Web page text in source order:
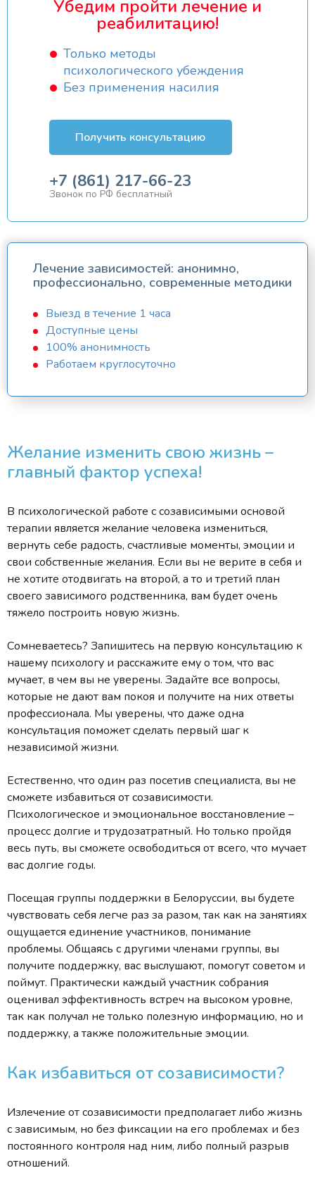
Убедим пройти лечение и
реабилитацию!
Только методы
психологического убеждения
Без применения насилия
Получить консультацию
+7 (861) 217-66-23
Звонок по РФ бесплатный
Лечение зависимостей: анонимно,
профессионально, современные методики
Выезд в течение 1 часа
Доступные цены
100% анонимность
Работаем круглосуточно
Желание изменить свою жизнь –
главный фактор успеха!
В психологической работе с созависимыми основой
терапии является желание человека измениться,
вернуть себе радость, счастливые моменты, эмоции и
свои собственные желания. Если вы не верите в себя и
не хотите отодвигать на второй, а то и третий план
своего зависимого родственника, вам будет очень
тяжело построить новую жизнь.
Сомневаетесь? Запишитесь на первую консультацию к
нашему психологу и расскажите ему о том, что вас
мучает, в чем вы не уверены. Задайте все вопросы,
которые не дают вам покоя и получите на них ответы
профессионала. Мы уверены, что даже одна
консультация поможет сделать первый шаг к
независимой жизни.
Естественно, что один раз посетив специалиста, вы не
сможете избавиться от созависимости.
Психологическое и эмоциональное восстановление –
процесс долгие и трудозатратный. Но только пройдя
весь путь, вы сможете освободиться от всего, что мучает
вас долгие годы.
Посещая группы поддержки в Белоруссии, вы будете
чувствовать себя легче раз за разом, так как на занятиях
ощущается единение участников, понимание
проблемы. Общаясь с другими членами группы, вы
получите поддержку, вас выслушают, помогут советом и
поймут. Практически каждый участник собрания
оценивал эффективность встреч на высоком уровне,
так как получал не только полезную информацию, но и
поддержку, а также положительные эмоции.
Как избавиться от созависимости?
Излечение от созависимости предполагает либо жизнь
с зависимым, но без фиксации на его проблемах и без
постоянного контроля над ним, либо полный разрыв
отношений.